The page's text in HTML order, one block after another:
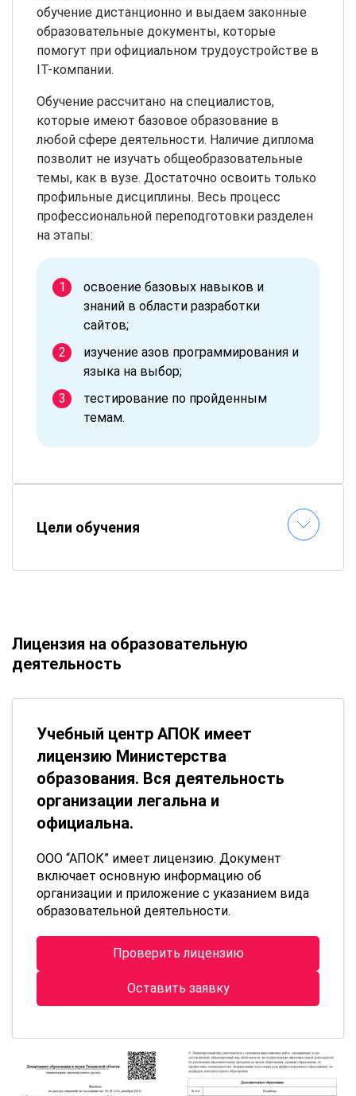
обучение дистанционно и выдаем законные
образовательные документы, которые
помогут при официальном трудоустройстве в
IT-компании.
Обучение рассчитано на специалистов,
которые имеют базовое образование в
любой сфере деятельности. Наличие диплома
позволит не изучать общеобразовательные
темы, как в вузе. Достаточно освоить только
профильные дисциплины. Весь процесс
профессиональной переподготовки разделен
на этапы:
освоение базовых навыков и
знаний в области разработки
сайтов;
изучение азов программирования и
языка на выбор;
тестирование по пройденным
темам.
Цели обучения
Лицензия на образовательную
деятельность
Учебный центр АПОК имеет
лицензию Министерства
образования. Вся деятельность
организации легальна и
официальна.
ООО “АПОК” имеет лицензию. Документ
включает основную информацию об
организации и приложение с указанием вида
образовательной деятельности.
Проверить лицензию
Оставить заявку